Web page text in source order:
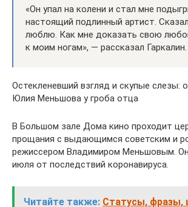
«Он упал на колени и стал мне
настоящий подлинный артист.
люблю. Как мне доказать свою
к моим ногам», — рассказал Гаркалин.
Остекленевший взгляд и скупые слезы:
Юлия Меньшова у гроба отца
В Большом зале Дома кино проходит
прощания с выдающимся советским и
режиссером Владимиром Меньшовым.
июля от последствий коронавируса.
Читайте также: Статусы, фразы,